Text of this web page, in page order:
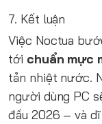
7. Kết luận
Việc Noctua
tới chuẩn mực
tản nhiệt nước.
người dùng PC
đầu 2026 – và